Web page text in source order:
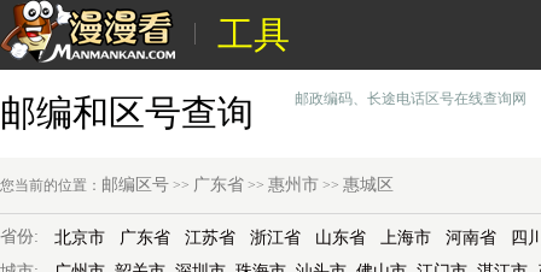
工具
邮编和区号查询
邮政编码、长途电话区号在线查询网
您当前的位置： 邮编区号 >> 广东省 >> 惠州市 >> 惠城区
省份: 北京市 广东省 江苏省 浙江省 山东省 上海市 河南省
四